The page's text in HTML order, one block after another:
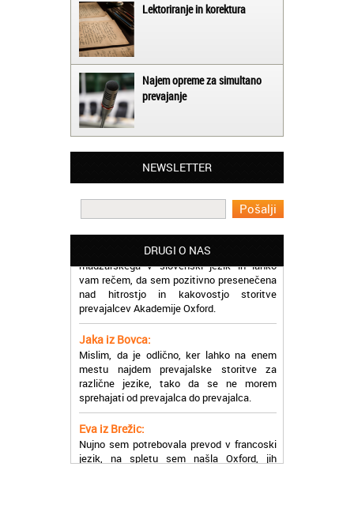
Lektoriranje in korektura
Najem opreme za simultano
prevajanje
NEWSLETTER
DRUGI O NAS
Matjaž iz Ajdovščine:
Lahko pohvalim vse zaposlene v Akademiji
Oxford, ker so resnično profesionalni in
prevajalske storitve opravljajo hitro in
učinkoviti.
madžarskega v slovenski jezik in lahko
vam rečem, da sem pozitivno presenečena
nad hitrostjo in kakovostjo storitve
prevajalcev Akademije Oxford.
Jaka iz Bovca:
Mislim, da je odlično, ker lahko na enem
mestu najdem prevajalske storitve za
različne jezike, tako da se ne morem
sprehajati od prevajalca do prevajalca.
Eva iz Brežic:
Nujno sem potrebovala prevod v francoski
jezik, na spletu sem našla Oxford, jih
poklicala in v roku nekaj ur sem po
elektronski pošti prejela prevod. Resnično